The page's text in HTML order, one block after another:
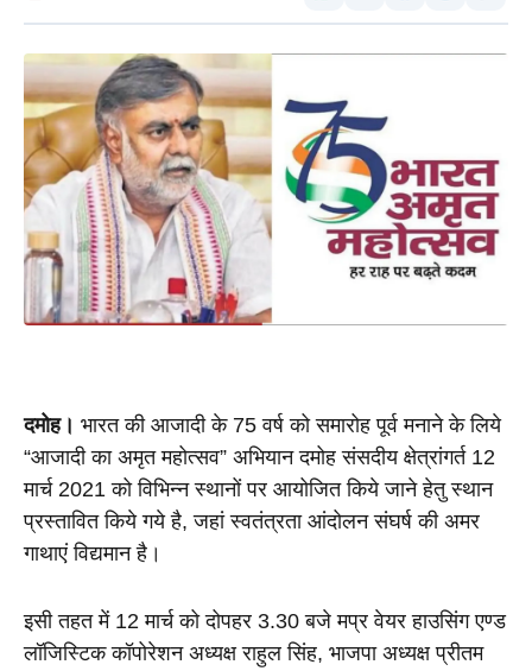
दमोह। भारत की आजादी के 75 वर्ष को समारोह पूर्व मनाने के लिये
“आजादी का अमृत महोत्सव” अभियान दमोह संसदीय क्षेत्रांगर्त 12
मार्च 2021 को विभिन्न स्थानों पर आयोजित किये जाने हेतु स्थान
प्रस्तावित किये गये है, जहां स्वतंत्रता आंदोलन संघर्ष की अमर
गाथाएं विद्यमान है।
इसी तहत में 12 मार्च को दोपहर 3.30 बजे मप्र वेयर हाउसिंग एण्ड
लॉजिस्टिक कॉपोरेशन अध्यक्ष राहुल सिंह, भाजपा अध्यक्ष प्रीतम